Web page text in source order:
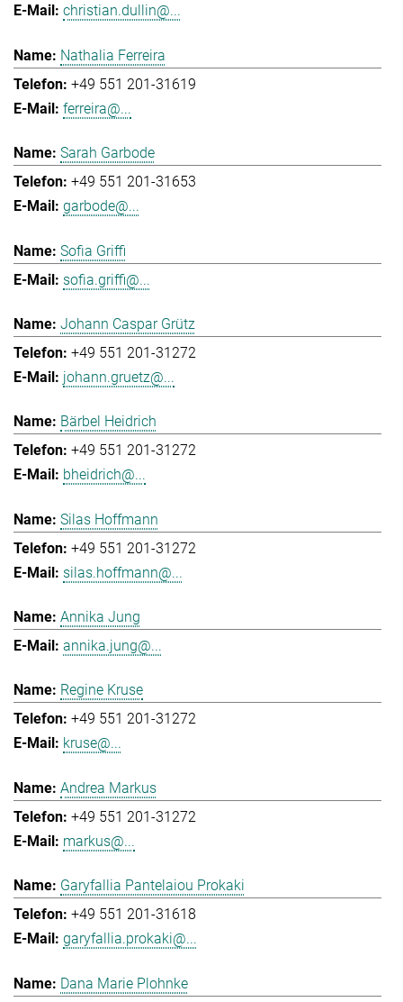
christian.dullin@...
Nathalia Ferreira
+49 551 201-31619
ferreira@...
Sarah Garbode
+49 551 201-31653
garbode@...
Sofia Griffi
sofia.griffi@...
Johann Caspar Grütz
+49 551 201-31272
johann.gruetz@...
Bärbel Heidrich
+49 551 201-31272
bheidrich@...
Silas Hoffmann
+49 551 201-31272
silas.hoffmann@...
Annika Jung
annika.jung@...
Regine Kruse
+49 551 201-31272
kruse@...
Andrea Markus
+49 551 201-31272
markus@...
Garyfallia Pantelaiou Prokaki
+49 551 201-31618
garyfallia.prokaki@...
Dana Marie Plohnke